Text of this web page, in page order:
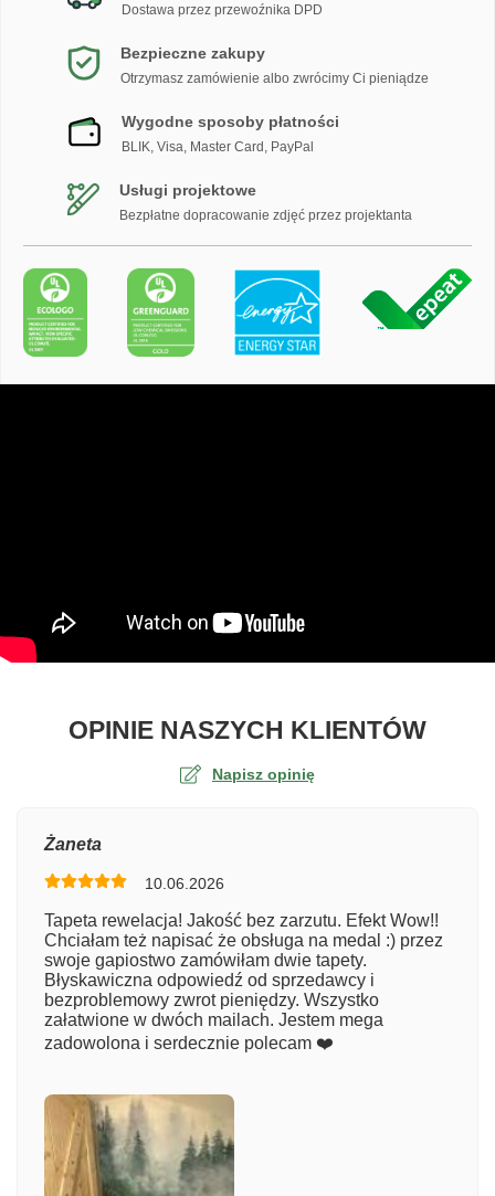
Dostawa przez przewoźnika DPD
Bezpieczne zakupy
Otrzymasz zamówienie albo zwrócimy Ci pieniądze
Wygodne sposoby płatności
BLIK, Visa, Master Card, PayPal
Usługi projektowe
Bezpłatne dopracowanie zdjęć przez projektanta
OPINIE NASZYCH KLIENTÓWO
Napisz opinię
Numer zamówienia
Imię
Żaneta
10.06.2026
Tapeta rewelacja! Jakość bez zarzutu. Efekt Wow!!
Chciałam też napisać że obsługa na medal :) przez
swoje gapiostwo zamówiłam dwie tapety.
Błyskawiczna odpowiedź od sprzedawcy i
bezproblemowy zwrot pieniędzy. Wszystko
załatwione w dwóch mailach. Jestem mega
zadowolona i serdecznie polecam ❤️